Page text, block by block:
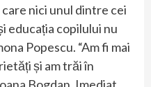
nici unul dintre cei
educația copilului nu
Popescu. “Am fi mai
și am trăi în